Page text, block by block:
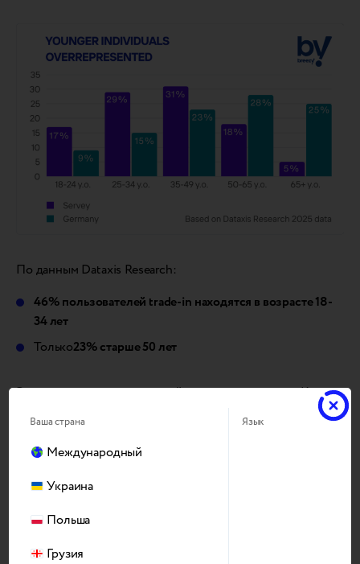
По данным Dataxis Research:
46% пользователей trade-in находятся в возрасте 18-
34 лет
Только23% старше 50 лет
Это отражает поколенческий разрыв в ценностях. Как
отметил Пауло Алмейда (Worten), “Молодежью движет
экологичность, в то время как потребителей старшего
поколения больше всего волнует цена”. Успешные
Ваша страна
Международный
Украина
Польша
Грузия
Язык